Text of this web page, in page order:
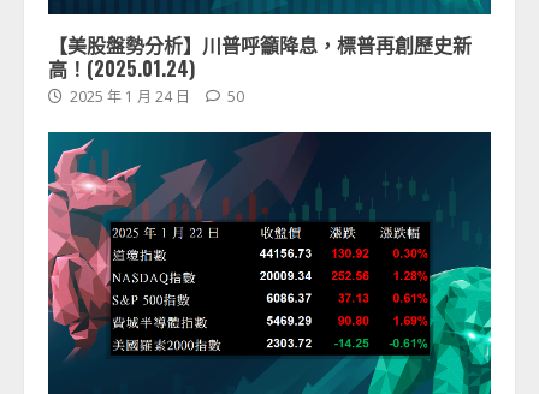
【美股盤勢分析】川普呼籲降息，標普再創歷史新
高！(2025.01.24)
2025 年 1 月 24 日 50